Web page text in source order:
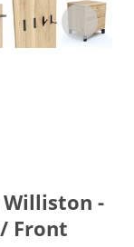
-
Front